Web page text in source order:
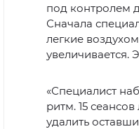
под контролем
Сначала
легкие
увеличивается.
«Специалист
ритм. 15
удалить